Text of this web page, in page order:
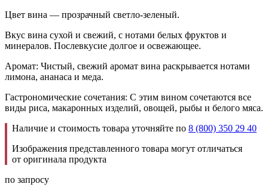
Цвет вина — прозрачный светло-зеленый.
Вкус вина сухой и свежий, с нотами белых фруктов и
минералов. Послевкусие долгое и освежающее.
Аромат: Чистый, свежий аромат вина раскрывается нотами
лимона, ананаса и меда.
Гастрономические сочетания: С этим вином сочетаются все
виды риса, макаронных изделий, овощей, рыбы и белого мяса.
Наличие и стоимость товара уточняйте по 8 (800) 350 29 40
Изображения представленного товара могут отличаться
от оригинала продукта
по запросу